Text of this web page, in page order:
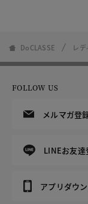
DoCLASSE レデ
FOLLOW US
メルマガ登
LINEお友達
アプリダウ